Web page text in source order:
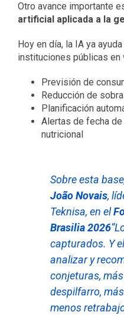
Otro avance importante
artificial aplicada a la
Hoy en día, la IA ya
instituciones públicas en
Previsión de
Reducción de
Planificación
Alertas de fecha
nutricional
Sobre esta
João Novais,
Teknisa, en el
Brasilia 2026
capturados. Y
analizar y
conjeturas,
despilfarro,
menos